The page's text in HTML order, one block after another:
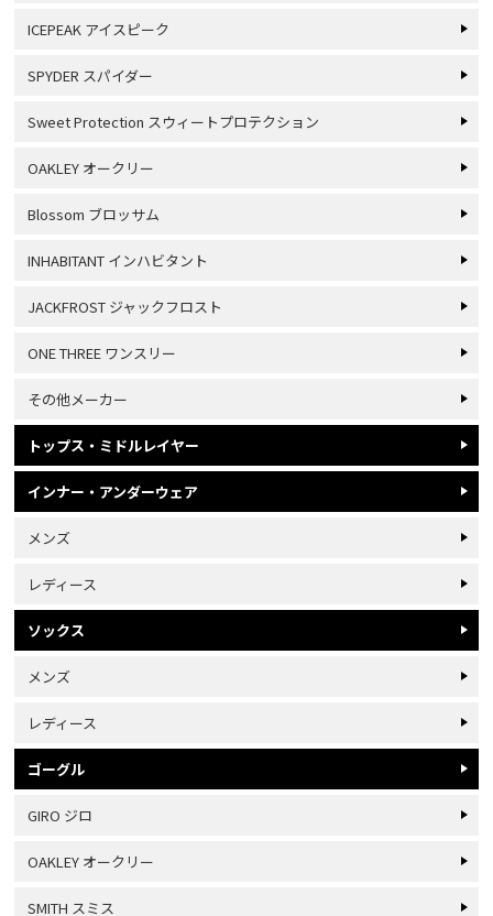
ICEPEAK アイスピーク
SPYDER スパイダー
Sweet Protection スウィートプロテクション
OAKLEY オークリー
Blossom ブロッサム
INHABITANT インハビタント
JACKFROST ジャックフロスト
ONE THREE ワンスリー
その他メーカー
トップス・ミドルレイヤー
インナー・アンダーウェア
メンズ
レディース
ソックス
メンズ
レディース
ゴーグル
GIRO ジロ
OAKLEY オークリー
SMITH スミス